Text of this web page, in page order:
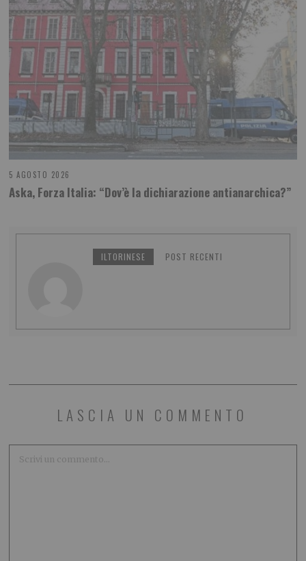
5 AGOSTO 2026
Aska, Forza Italia: “Dov’è la dichiarazione antianarchica?”
ILTORINESE POST RECENTI
LASCIA UN COMMENTO